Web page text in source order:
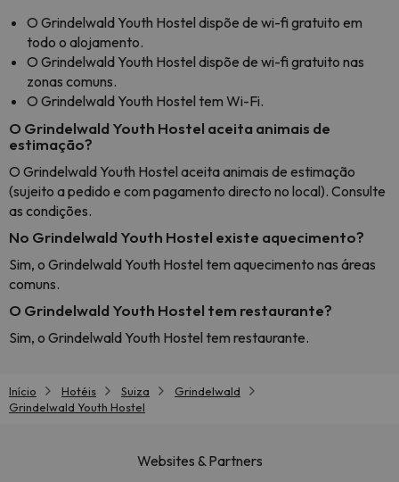
O Grindelwald Youth Hostel dispõe de wi-fi gratuito em
todo o alojamento.
O Grindelwald Youth Hostel dispõe de wi-fi gratuito nas
zonas comuns.
O Grindelwald Youth Hostel tem Wi-Fi.
O Grindelwald Youth Hostel aceita animais de
estimação?
O Grindelwald Youth Hostel aceita animais de estimação
(sujeito a pedido e com pagamento directo no local). Consulte
as condições.
No Grindelwald Youth Hostel existe aquecimento?
Sim, o Grindelwald Youth Hostel tem aquecimento nas áreas
comuns.
O Grindelwald Youth Hostel tem restaurante?
Sim, o Grindelwald Youth Hostel tem restaurante.
Início Hotéis Suiza
Grindelwald
Grindelwald Youth Hostel
Websites & Partners